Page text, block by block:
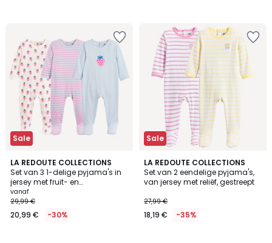
Sale
LA REDOUTE COLLECTIONS
Set van 3 1-delige pyjama's in
jersey met fruit- en
streepmotieven
vanaf
29,99 €
20,99 € -30%
5
/
5
Sale
LA REDOUTE COLLECTIONS
Set van 2 eendelige pyjama's,
van jersey met reliëf, gestreept
27,99 €
18,19 € -35%